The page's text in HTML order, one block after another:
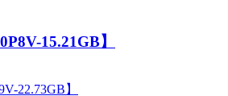
15.21GB】